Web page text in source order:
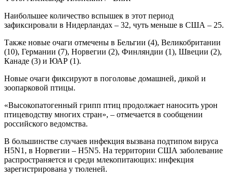
Наибольшее количество вспышек в этот период
зафиксировали в Нидерландах – 32, чуть меньше в США – 25.
Также новые очаги отмечены в Бельгии (4), Великобритании
(10), Германии (7), Норвегии (2), Финляндии (1), Швеции (2),
Канаде (3) и ЮАР (1).
Новые очаги фиксируют в поголовье домашней, дикой и
зоопарковой птицы.
«Высокопатогенный грипп птиц продолжает наносить урон
птицеводству многих стран», – отмечается в сообщении
российского ведомства.
В большинстве случаев инфекция вызвана подтипом вируса
H5N1, в Норвегии – H5N5. На территории США заболевание
распространяется и среди млекопитающих: инфекция
зарегистрирована у тюленей.